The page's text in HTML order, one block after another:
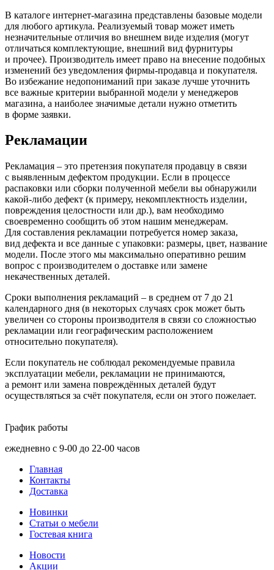
В каталоге интернет-магазина представлены базовые модели
для любого артикула. Реализуемый товар может иметь
незначительные отличия во внешнем виде изделия (могут
отличаться комплектующие, внешний вид фурнитуры
и прочее). Производитель имеет право на внесение подобных
изменений без уведомления фирмы-продавца и покупателя.
Во избежание недопониманий при заказе лучше уточнить
все важные критерии выбранной модели у менеджеров
магазина, а наиболее значимые детали нужно отметить
в форме заявки.
Рекламации
Рекламация – это претензия покупателя продавцу в связи
с выявленным дефектом продукции. Если в процессе
распаковки или сборки полученной мебели вы обнаружили
какой-либо дефект (к примеру, некомплектность изделии,
повреждения целостности или др.), вам необходимо
своевременно сообщить об этом нашим менеджерам.
Для составления рекламации потребуется номер заказа,
вид дефекта и все данные с упаковки: размеры, цвет, название
модели. После этого мы максимально оперативно решим
вопрос с производителем о доставке или замене
некачественных деталей.
Сроки выполнения рекламаций – в среднем от 7 до 21
календарного дня (в некоторых случаях срок может быть
увеличен со стороны производителя в связи со сложностью
рекламации или географическим расположением
относительно покупателя).
Если покупатель не соблюдал рекомендуемые правила
эксплуатации мебели, рекламации не принимаются,
а ремонт или замена повреждённых деталей будут
осуществляться за счёт покупателя, если он этого пожелает.
График работы
ежедневно с 9-00 до 22-00 часов
Главная
Контакты
Доставка
Новинки
Статьи о мебели
Гостевая книга
Новости
Акции